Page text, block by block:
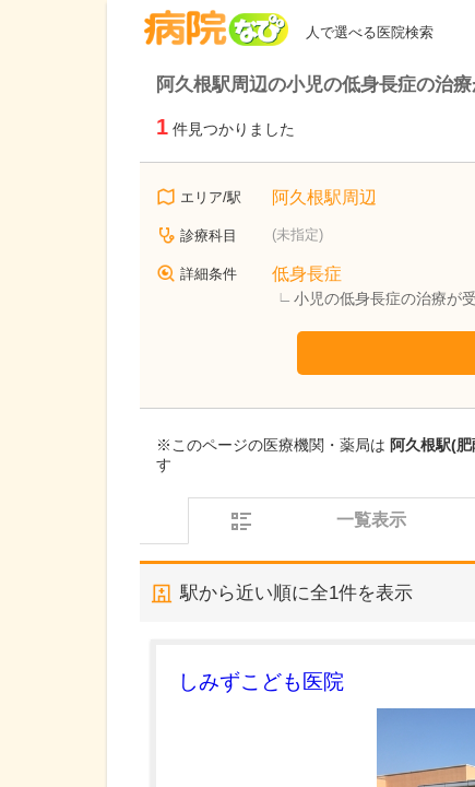
人で選べる医院検索
阿久根駅周辺の小児の低身長症の治
1 件見つかりました
エリア/駅 阿久根駅周辺
診療科目 (未指定)
詳細条件 低身長症
小児の低身長症の治療が
※このページの医療機関・薬局は 阿久根駅(
す
一覧表示
駅から近い順に全1件を表示
しみずこども医院